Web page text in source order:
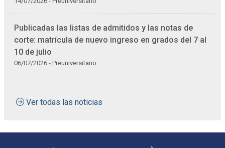
Publicadas las listas de admitidos y las notas de
corte: matrícula de nuevo ingreso en grados del 7 al
10 de julio
06/07/2026 - Preuniversitario
Ver todas las noticias